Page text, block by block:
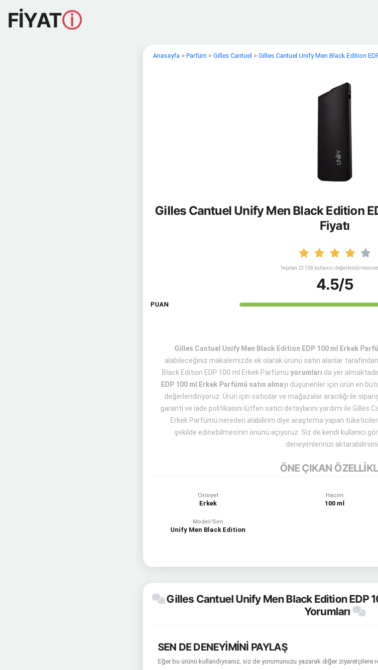
FİYATⓘ
Anasayfa > Parfüm > Gilles Cantuel > Gilles Cantuel Unify Men Black Edition
Gilles Cantuel Unify Men Black Edition
Fiyatı
Yapılan 23158 kullanıcı
4.5/5
PUAN
Gilles Cantuel Unify Men Black Edition EDP 100 ml Erkek
alabileceğiniz makalemizde ek olarak ürünü satın alanlar
Black Edition EDP 100 ml Erkek Parfümü yorumları da yer
EDP 100 ml Erkek Parfümü satın almayı düşünenler için ürün en
değerlendiriyoruz. Ürün için satıcılar ve mağazalar aracılığı ile
garanti ve iade politikasını lütfen satıcı detaylarını yardımı ile Gilles
Erkek Parfümü nereden alabilirim diye araştırma yapan
şekilde edinebilmesinin önünü açıyoruz. Siz de kendi kullanıcı
deneyimlerinizi
ÖNE ÇIKAN
Cinsiyet
Erkek
Hacim
100 ml
Model/Seri
Unify Men Black Edition
Gilles Cantuel Unify Men Black Edition EDP
Yorumları
SEN DE DENEYİMİNİ PAYLAŞ
Eğer bu ürünü kullandıysanız, siz de yorumunuzu yazarak diğer ziyaretçilere